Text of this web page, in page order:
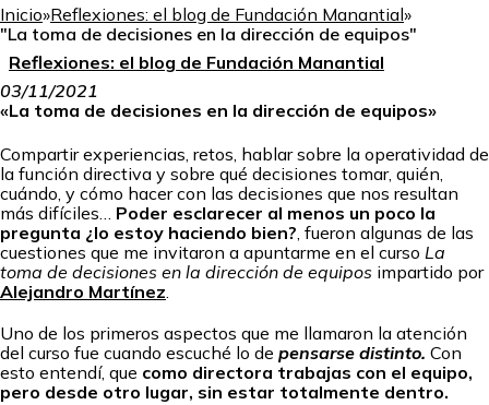
Inicio»Reflexiones: el blog de Fundación Manantial»
"La toma de decisiones en la dirección de equipos"
Reflexiones: el blog de Fundación Manantial
03/11/2021
«La toma de decisiones en la dirección de equipos»
Compartir experiencias, retos, hablar sobre la operatividad de
la función directiva y sobre qué decisiones tomar, quién,
cuándo, y cómo hacer con las decisiones que nos resultan
más difíciles… Poder esclarecer al menos un poco la
pregunta ¿lo estoy haciendo bien?, fueron algunas de las
cuestiones que me invitaron a apuntarme en el curso La
toma de decisiones en la dirección de equipos impartido por
Alejandro Martínez.
Uno de los primeros aspectos que me llamaron la atención
del curso fue cuando escuché lo de pensarse distinto. Con
esto entendí, que como directora trabajas con el equipo,
pero desde otro lugar, sin estar totalmente dentro.